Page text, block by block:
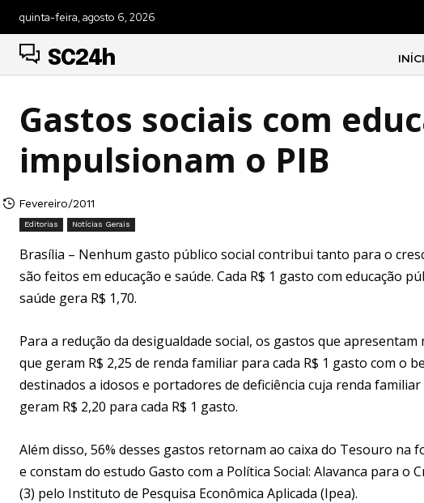
quinta-feira, agosto 6, 2026
SC24h
Gastos sociais com
impulsionam o PIB
Fevereiro/2011
Editorias Notícias Gerais
Brasília – Nenhum gasto público social contribui tanto para o
são feitos em educação e saúde. Cada R$ 1 gasto com educação
saúde gera R$ 1,70.
Para a redução da desigualdade social, os gastos que
que geram R$ 2,25 de renda familiar para cada R$ 1 gasto com o
destinados a idosos e portadores de deficiência cuja renda
geram R$ 2,20 para cada R$ 1 gasto.
Além disso, 56% desses gastos retornam ao caixa do Tesouro na
e constam do estudo Gasto com a Política Social: Alavanca para
(3) pelo Instituto de Pesquisa Econômica Aplicada (Ipea).